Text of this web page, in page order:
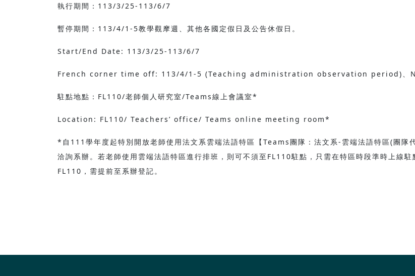
執行期間：113/3/25-113/6/7
暫停期間：113/4/1-5教學觀摩週、其他各國定假日及公告休假日。
Start/End Date: 113/3/25-113/6/7
French corner time off: 113/4/1-5 (Teaching administration observation period)
駐點地點：FL110/老師個人研究室/Teams線上會議室*
Location: FL110/ Teachers’ office/ Teams online meeting room*
*自111學年度起特別開放老師使用法文系雲端法語特區【Teams團隊：法文系-雲端法語特區(團
洽詢系辦。若老師使用雲端法語特區進行排班，則可不須至FL110駐點，只需在特區時段準時上線
FL110，需提前至系辦登記。